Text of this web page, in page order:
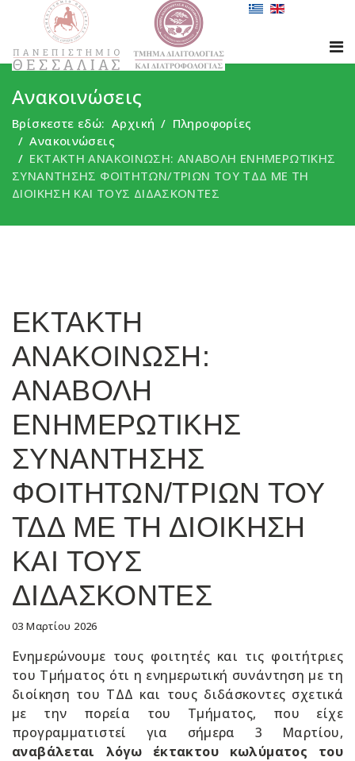
Ανακοινώσεις
Βρίσκεστε εδώ: Αρχική
Πληροφορίες
Ανακοινώσεις
ΕΚΤΑΚΤΗ ΑΝΑΚΟΙΝΩΣΗ: ΑΝΑΒΟΛΗ ΕΝΗΜΕΡΩΤΙΚΗΣ
ΣΥΝΑΝΤΗΣΗΣ ΦΟΙΤΗΤΩΝ/ΤΡΙΩΝ ΤΟΥ ΤΔΔ ΜΕ ΤΗ
ΔΙΟΙΚΗΣΗ ΚΑΙ ΤΟΥΣ ΔΙΔΑΣΚΟΝΤΕΣ
ΕΚΤΑΚΤΗ
ΑΝΑΚΟΙΝΩΣΗ:
ΑΝΑΒΟΛΗ
ΕΝΗΜΕΡΩΤΙΚΗΣ
ΣΥΝΑΝΤΗΣΗΣ
ΦΟΙΤΗΤΩΝ/ΤΡΙΩΝ ΤΟΥ
ΤΔΔ ΜΕ ΤΗ ΔΙΟΙΚΗΣΗ
ΚΑΙ ΤΟΥΣ
ΔΙΔΑΣΚΟΝΤΕΣ
03 Μαρτίου 2026
Ενημερώνουμε τους φοιτητές και τις φοιτήτριες
του Τμήματος ότι η ενημερωτική συνάντηση με τη
διοίκηση του ΤΔΔ και τους διδάσκοντες σχετικά
με την πορεία του Τμήματος, που είχε
προγραμματιστεί για σήμερα 3 Μαρτίου,
αναβάλεται λόγω έκτακτου κωλύματος του